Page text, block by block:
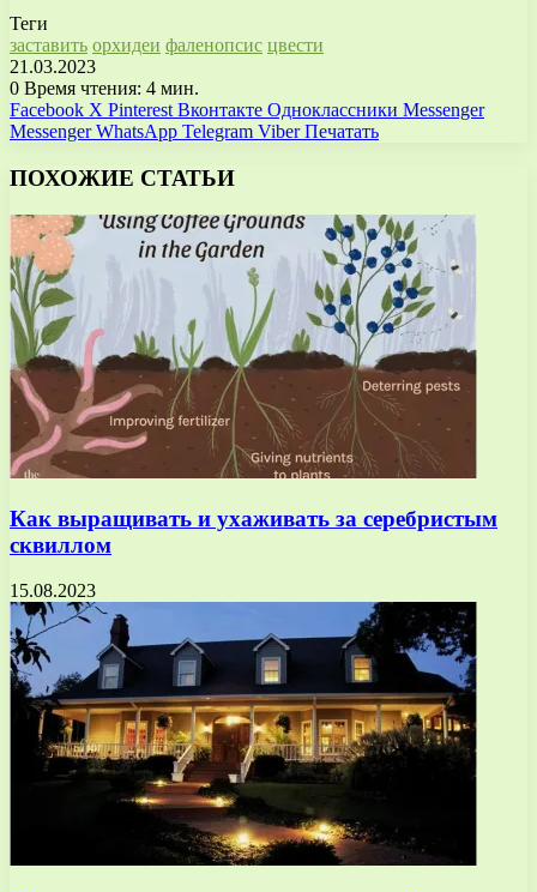
Теги
заставить орхидеи фаленопсис цвести
21.03.2023
0 Время чтения: 4 мин.
Facebook X Pinterest Вконтакте Одноклассники Messenger
Messenger WhatsApp Telegram Viber Печатать
ПОХОЖИЕ СТАТЬИ
Как выращивать и ухаживать за серебристым
сквиллом
15.08.2023